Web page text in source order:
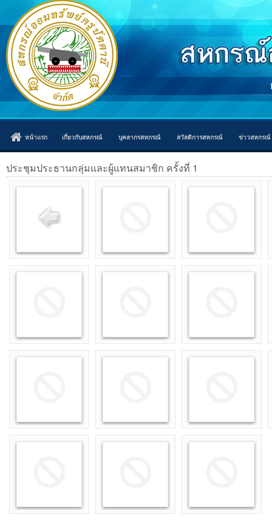
หน้าแรก เกี่ยวกับสหกรณ์ บุคลากรสหกรณ์ สวัสดิการสหกรณ์ ข่าวสหกรณ์
ประชุมประธานกลุ่มและผู้แทนสมาชิก ครั้งที่ 1